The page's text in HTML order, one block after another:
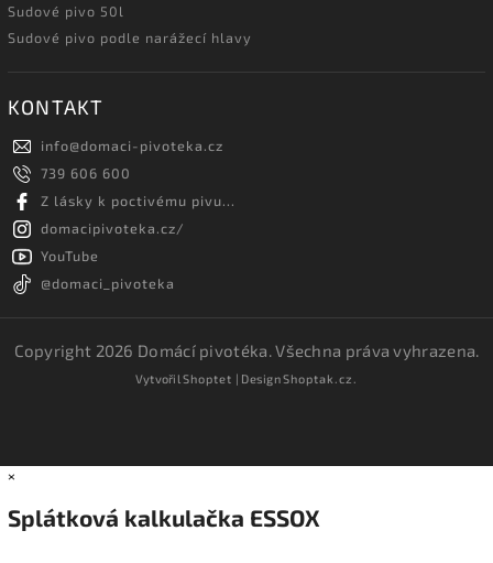
Sudové pivo 50l
Sudové pivo podle narážecí hlavy
KONTAKT
info@domaci-pivoteka.cz
739 606 600
Z lásky k poctivému pivu...
domacipivoteka.cz/
YouTube
@domaci_pivoteka
Copyright 2026 Domácí pivotéka. Všechna práva vyhrazena.
VytvořilShoptet | DesignShoptak.cz.
×
Splátková kalkulačka ESSOX